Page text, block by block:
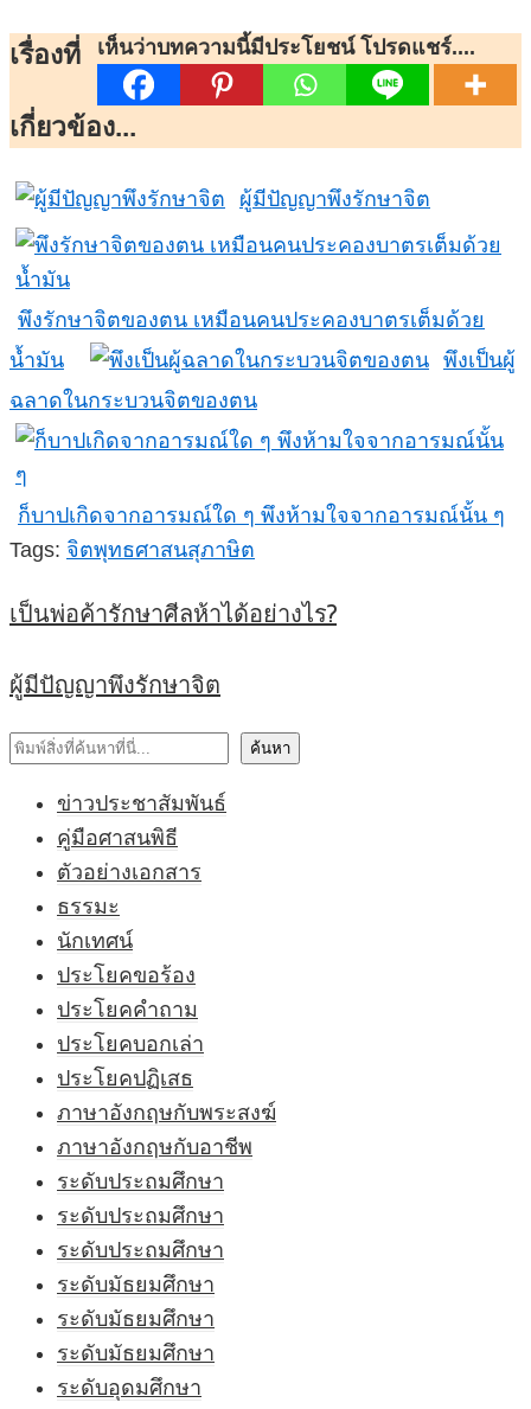
เห็นว่าบทความนี้มีประโยชน์ โปรดแชร์....
เรื่องที่
เกี่ยวข้อง...
ผู้มีปัญญาพึงรักษาจิต
พึงรักษาจิตของตน เหมือนคนประคองบาตรเต็มด้วย
น้ำมัน
พึงเป็นผู้
ฉลาดในกระบวนจิตของตน
ก็บาปเกิดจากอารมณ์ใด ๆ พึงห้ามใจจากอารมณ์นั้น ๆ
Tags: จิตพุทธศาสนสุภาษิต
เป็นพ่อค้ารักษาศีลห้าได้อย่างไร?
ผู้มีปัญญาพึงรักษาจิต
ค้นหา ค้นหา
ข่าวประชาสัมพันธ์
คู่มือศาสนพิธี
ตัวอย่างเอกสาร
ธรรมะ
นักเทศน์
ประโยคขอร้อง
ประโยคคำถาม
ประโยคบอกเล่า
ประโยคปฏิเสธ
ภาษาอังกฤษกับพระสงฆ์
ภาษาอังกฤษกับอาชีพ
ระดับประถมศึกษา
ระดับประถมศึกษา
ระดับประถมศึกษา
ระดับมัธยมศึกษา
ระดับมัธยมศึกษา
ระดับมัธยมศึกษา
ระดับอุดมศึกษา